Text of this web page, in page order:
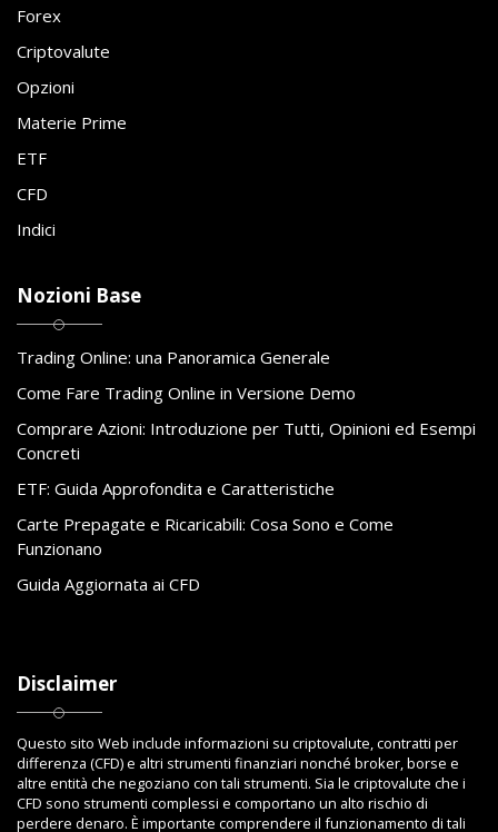
Forex
Criptovalute
Opzioni
Materie Prime
ETF
CFD
Indici
Nozioni Base
Trading Online: una Panoramica Generale
Come Fare Trading Online in Versione Demo
Comprare Azioni: Introduzione per Tutti, Opinioni ed Esempi
Concreti
ETF: Guida Approfondita e Caratteristiche
Carte Prepagate e Ricaricabili: Cosa Sono e Come
Funzionano
Guida Aggiornata ai CFD
Disclaimer
Questo sito Web include informazioni su criptovalute, contratti per
differenza (CFD) e altri strumenti finanziari nonché broker, borse e
altre entità che negoziano con tali strumenti. Sia le criptovalute che i
CFD sono strumenti complessi e comportano un alto rischio di
perdere denaro. È importante comprendere il funzionamento di tali